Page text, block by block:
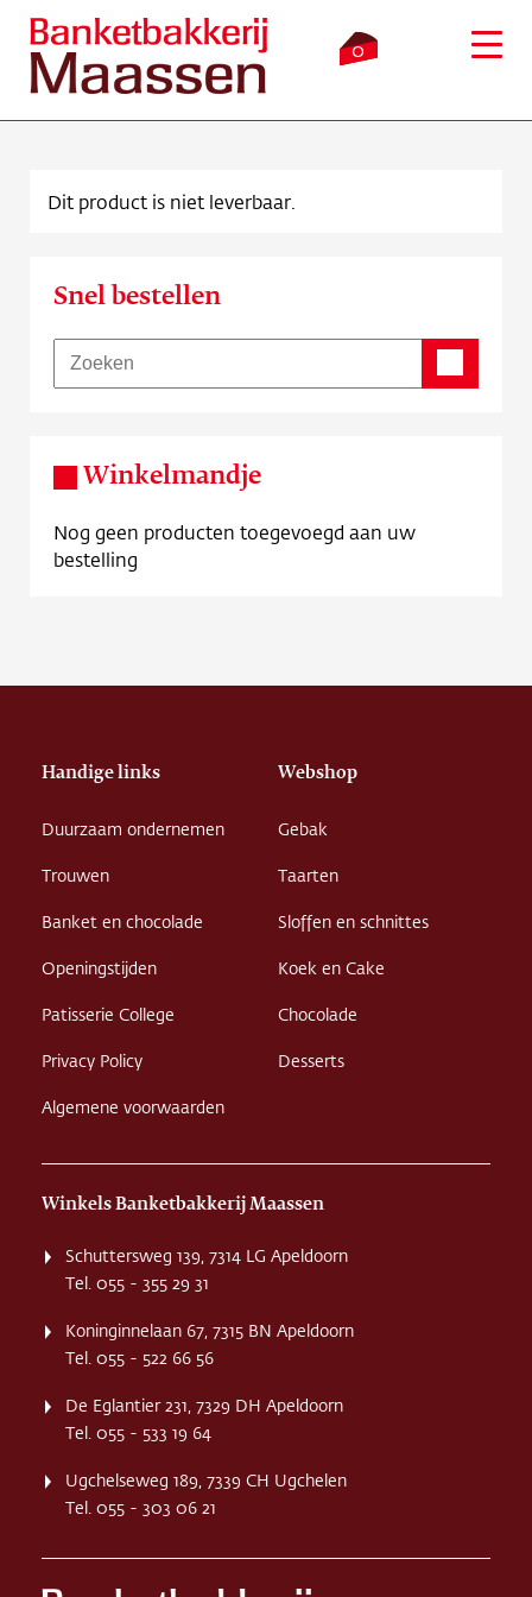
0
Verkooppunten
Over ons
Contact
Dit product is niet leverbaar.
Snel bestellen
Winkelmandje
Nog geen producten toegevoegd aan uw
bestelling
Handige links
Duurzaam ondernemen
Trouwen
Banket en chocolade
Openingstijden
Patisserie College
Privacy Policy
Algemene voorwaarden
Webshop
Gebak
Taarten
Sloffen en schnittes
Koek en Cake
Chocolade
Desserts
Winkels Banketbakkerij Maassen
Schuttersweg 139, 7314 LG Apeldoorn
Tel. 055 - 355 29 31
Koninginnelaan 67, 7315 BN Apeldoorn
Tel. 055 - 522 66 56
De Eglantier 231, 7329 DH Apeldoorn
Tel. 055 - 533 19 64
Ugchelseweg 189, 7339 CH Ugchelen
Tel. 055 - 303 06 21